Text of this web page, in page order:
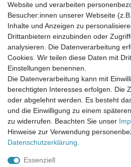
Newsletter-Anmeldung
FAQ / Fragen
Mein Warenkorb
Mein Merkzettel
Mein Konto
UNSER LADENGESCHÄFT
Gottlieb-Daimler-Str. 10
33334 Gütersloh
ÖFFNUNGSZEITEN
Montag - Dienstag: 8.00 - 18.00
Donnerstag: 8.00 - 18.00 Uhr,
Website und verarbeiten
Besucher:innen unserer Webseite
Inhalte und Anzeigen zu
Drittanbietern einzubinden oder
analysieren. Die Datenverarbeitung
Cookies. Wir teilen diese Daten mit
Einstellungen benennen.
Die Datenverarbeitung kann mit
berechtigten Interesses erfolgen. Die
oder abgelehnt werden. Es besteht
und die Einwilligung zu einem
zu widerrufen. Beachten Sie unser
Hinweise zur Verwendung
Daten­schutz­erklärung
Essenziell